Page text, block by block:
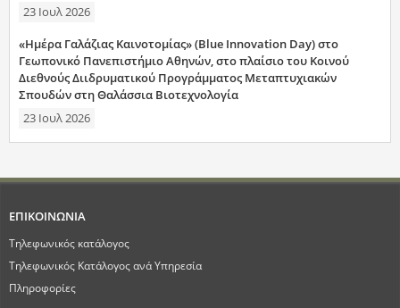
23 Ιουλ 2026
«Ημέρα Γαλάζιας Καινοτομίας» (Blue Innovation Day) στο
Γεωπονικό Πανεπιστήμιο Αθηνών, στο πλαίσιο του Κοινού
Διεθνούς Διιδρυματικού Προγράμματος Μεταπτυχιακών
Σπουδών στη Θαλάσσια Βιοτεχνολογία
23 Ιουλ 2026
ΕΠΙΚΟΙΝΩΝΙΑ
Τηλεφωνικός κατάλογος
Τηλεφωνικός Κατάλογος ανά Υπηρεσία
Πληροφορίες